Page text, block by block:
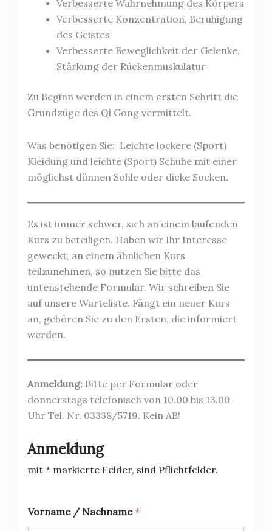
Verbesserte Wahrnehmung des Körpers
Verbesserte Konzentration, Beruhigung
des Geistes
Verbesserte Beweglichkeit der Gelenke,
Stärkung der Rückenmuskulatur
Zu Beginn werden in einem ersten Schritt die
Grundzüge des Qi Gong vermittelt.
Was benötigen Sie: Leichte lockere (Sport)
Kleidung und leichte (Sport) Schuhe mit einer
möglichst dünnen Sohle oder dicke Socken.
Es ist immer schwer, sich an einem laufenden
Kurs zu beteiligen. Haben wir Ihr Interesse
geweckt, an einem ähnlichen Kurs
teilzunehmen, so nutzen Sie bitte das
untenstehende Formular. Wir schreiben Sie
auf unsere Warteliste. Fängt ein neuer Kurs
an, gehören Sie zu den Ersten, die informiert
werden.
Anmeldung:Bitte per Formular oder
donnerstags telefonisch von 10.00 bis 13.00
Uhr Tel. Nr. 03338/5719. Kein AB!
Anmeldung
mit * markierte Felder, sind Pflichtfelder.
Vorname / Nachname*